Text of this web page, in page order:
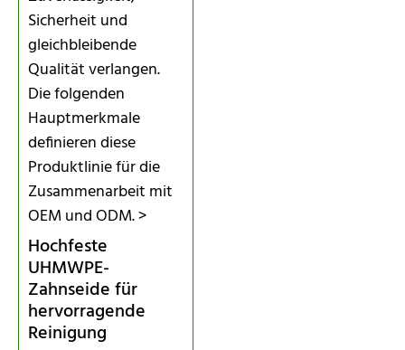
Sicherheit und
gleichbleibende
Qualität verlangen.
Die folgenden
Hauptmerkmale
definieren diese
Produktlinie für die
Zusammenarbeit mit
OEM und ODM. >
Hochfeste
UHMWPE-
Zahnseide für
hervorragende
Reinigung